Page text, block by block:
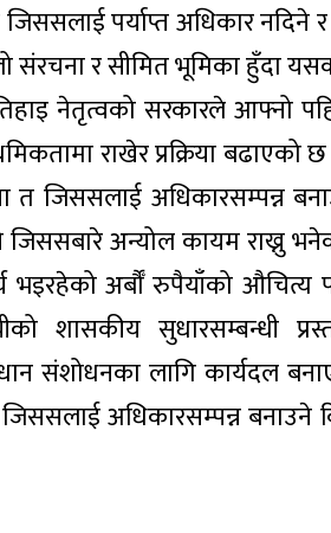
पर्याप्त अधिकार नदिने
र सीमित भूमिका हुँदा
नेतृत्वको सरकारले आफ्नो
राखेर प्रक्रिया बढाएको छ
जिससलाई अधिकारसम्पन्न
अन्योल कायम राख्नु
भइरहेको अर्बौँ रुपैयाँको औचित्य
शासकीय सुधारसम्बन्धी
संशोधनका लागि कार्यदल
अधिकारसम्पन्न बनाउने